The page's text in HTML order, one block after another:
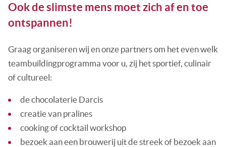
Ook de slimste mens moet zich af en toe
ontspannen!
Graag organiseren wij en onze partners om het even welk
teambuildingprogramma voor u, zij het sportief, culinair
of cultureel:
de chocolaterie Darcis
creatie van pralines
cooking of cocktail workshop
bezoek aan een brouwerij uit de streek of bezoek aan